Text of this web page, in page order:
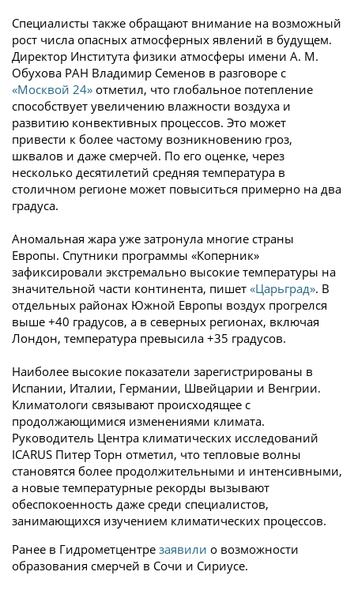
Специалисты также обращают внимание на возможный
рост числа опасных атмосферных явлений в будущем.
Директор Института физики атмосферы имени А. М.
Обухова РАН Владимир Семенов в разговоре с
«Москвой 24» отметил, что глобальное потепление
способствует увеличению влажности воздуха и
развитию конвективных процессов. Это может
привести к более частому возникновению гроз,
шквалов и даже смерчей. По его оценке, через
несколько десятилетий средняя температура в
столичном регионе может повыситься примерно на два
градуса.
Аномальная жара уже затронула многие страны
Европы. Спутники программы «Коперник»
зафиксировали экстремально высокие температуры на
значительной части континента, пишет «Царьград». В
отдельных районах Южной Европы воздух прогрелся
выше +40 градусов, а в северных регионах, включая
Лондон, температура превысила +35 градусов.
Наиболее высокие показатели зарегистрированы в
Испании, Италии, Германии, Швейцарии и Венгрии.
Климатологи связывают происходящее с
продолжающимися изменениями климата.
Руководитель Центра климатических исследований
ICARUS Питер Торн отметил, что тепловые волны
становятся более продолжительными и интенсивными,
а новые температурные рекорды вызывают
обеспокоенность даже среди специалистов,
занимающихся изучением климатических процессов.
Ранее в Гидрометцентре заявили о возможности
образования смерчей в Сочи и Сириусе.